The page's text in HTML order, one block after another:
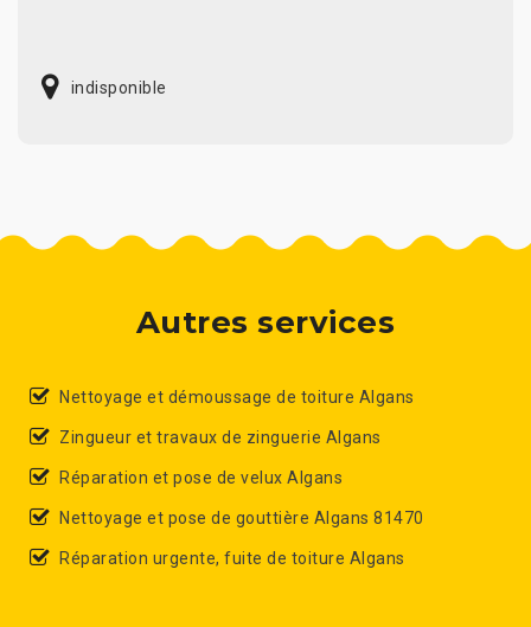
indisponible
Autres services
Nettoyage et démoussage de toiture Algans
Zingueur et travaux de zinguerie Algans
Réparation et pose de velux Algans
Nettoyage et pose de gouttière Algans 81470
Réparation urgente, fuite de toiture Algans